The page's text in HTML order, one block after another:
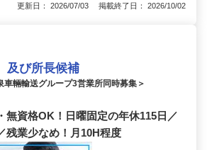
更新日： 2026/07/03 掲載終了日： 2026/10/02
及び所長候補
車輛輸送グループ3営業所同時募集＞
無資格OK！日曜固定の年休115日／
残業少なめ！月10H程度